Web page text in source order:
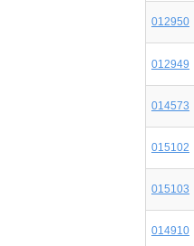
012950
012949
014573
015102
015103
014910